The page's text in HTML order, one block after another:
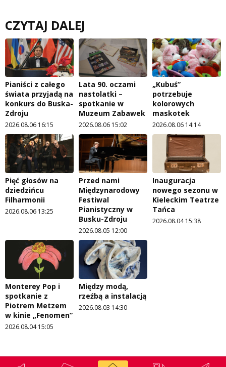
CZYTAJ DALEJ
Pianiści z całego
świata przyjadą na
konkurs do Buska-
Zdroju
2026.08.06 16:15
Lata 90. oczami
nastolatki –
spotkanie w
Muzeum Zabawek
2026.08.06 15:02
„Kubuś”
potrzebuje
kolorowych
maskotek
2026.08.06 14:14
Pięć głosów na
dziedzińcu
Filharmonii
2026.08.06 13:25
Przed nami
Międzynarodowy
Festiwal
Pianistyczny w
Busku-Zdroju
2026.08.05 12:00
Inauguracja
nowego sezonu w
Kieleckim Teatrze
Tańca
2026.08.04 15:38
Monterey Pop i
spotkanie z
Piotrem Metzem
w kinie „Fenomen”
2026.08.04 15:05
Między modą,
rzeźbą a instalacją
2026.08.03 14:30